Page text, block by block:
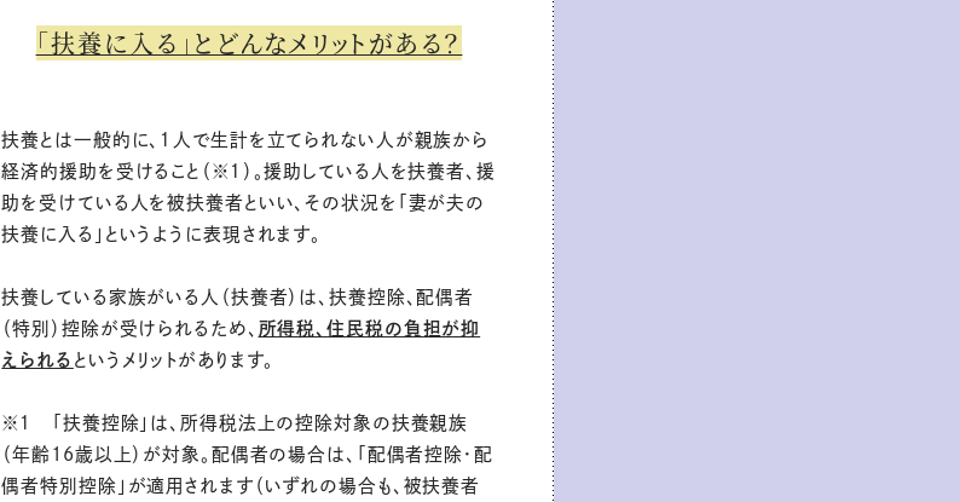
「扶養に入る」とどんなメリットがある？
扶養とは一般的に、１人で生計を立てられない人が親族から
経済的援助を受けること（※１）。援助している人を扶養者、援
助を受けている人を被扶養者といい、その状況を「妻が夫の
扶養に入る」というように表現されます。
扶養している家族がいる人（扶養者）は、扶養控除、配偶者
（特別）控除が受けられるため、 所得税、住民税の負担が抑
えられる というメリットがあります。
※１ 「扶養控除」は、所得税法上の控除対象の扶養親族
（年齢16歳以上）が対象。配偶者の場合は、「配偶者控除・配
偶者特別控除」が適用されます（いずれの場合も、被扶養者